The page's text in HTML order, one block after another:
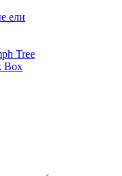
ели
Tree
Box